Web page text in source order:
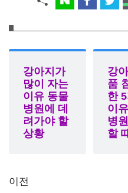
강아지가
많이 자는
이유 동물
병원에 데
려가야 할
상황
강
품
한 5
이
병
할
이전